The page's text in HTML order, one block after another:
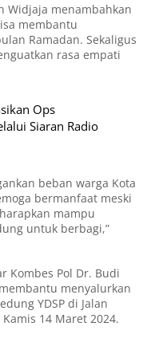
Widjaja menambahkan
membantu
Ramadan. Sekaligus
rasa empati
Ops
Siaran Radio
beban warga Kota
bermanfaat meski
mampu
untuk berbagi,”
Kombes Pol Dr. Budi
menyalurkan
YDSP di Jalan
14 Maret 2024.